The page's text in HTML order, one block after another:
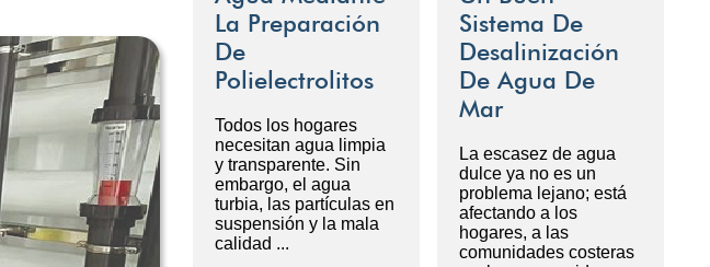
La Preparación
De
Polielectrolitos
Todos los hogares
necesitan agua limpia
y transparente. Sin
embargo, el agua
turbia, las partículas en
suspensión y la mala
calidad ...
Sistema De
Desalinización
De Agua De
Mar
La escasez de agua
dulce ya no es un
problema lejano; está
afectando a los
hogares, a las
comunidades costeras